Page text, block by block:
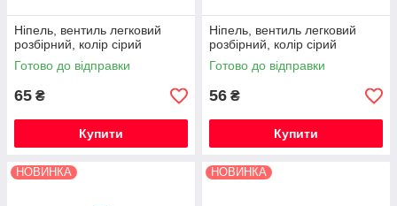
Ніпель, вентиль легковий
розбірний, колір сірий
Готово до відправки
65 ₴
Купити
Ніпель, вентиль легковий
розбірний, колір сірий
Готово до відправки
56 ₴
Купити
НОВИНКА НОВИНКА